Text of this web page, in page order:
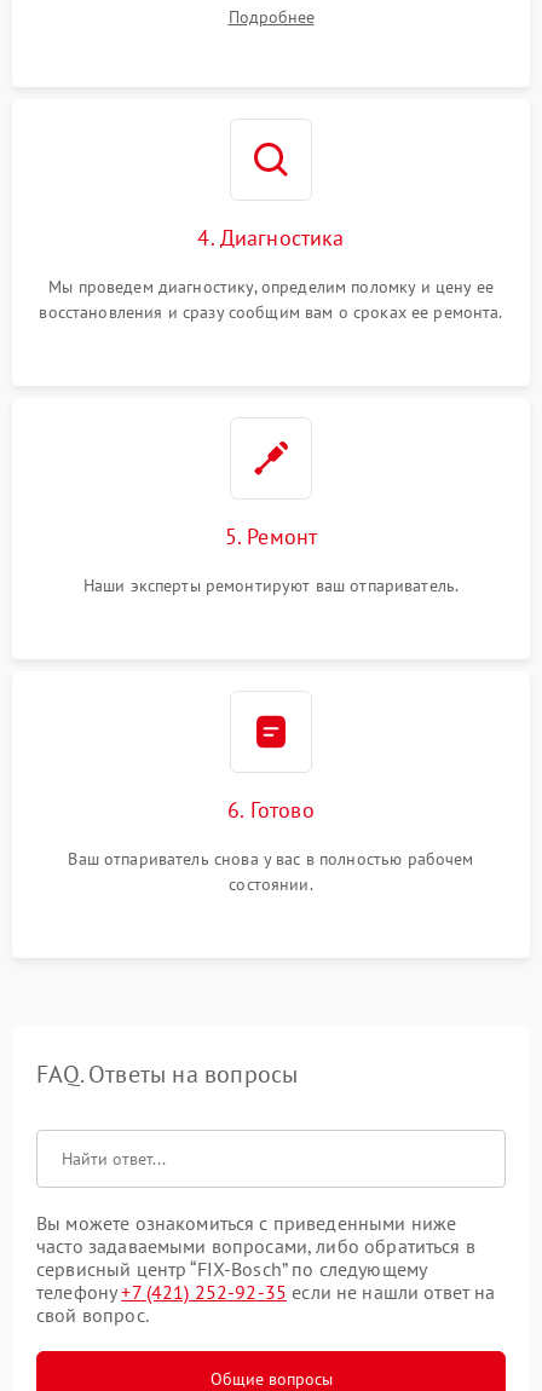
Подробнее
4. Диагностика
Мы проведем диагностику, определим поломку и цену ее
восстановления и сразу сообщим вам о сроках ее ремонта.
5. Ремонт
Наши эксперты ремонтируют ваш отпариватель.
6. Готово
Ваш отпариватель снова у вас в полностью рабочем
состоянии.
FAQ. Ответы на вопросы
Вы можете ознакомиться с приведенными ниже
часто задаваемыми вопросами, либо обратиться в
сервисный центр “FIX-Bosch” по следующему
телефону+7 (421) 252-92-35 если не нашли ответ на
свой вопрос.
Общие вопросы